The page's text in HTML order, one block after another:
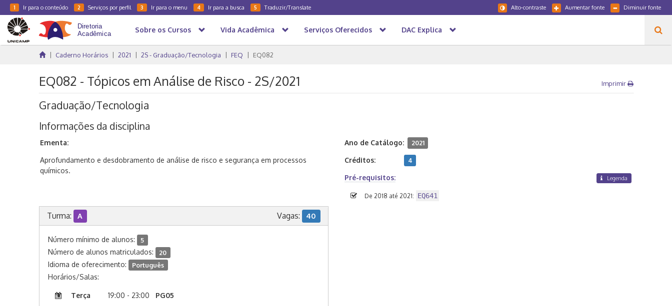
1 Ir para o conteúdo 2 Serviços por perfil 3 Ir para o menu 4 Ir para a busca 5 Traduzir/Translate Diminuir fonte
Aumentar fonte
Alto-contraste
Sobre os Cursos Vida Acadêmica Serviços Oferecidos DAC Explica
Caderno Horários 2021 2S - Graduação/Tecnologia FEQ EQ082
EQ082 - Tópicos em Análise de Risco - 2S/2021 Imprimir
Graduação/Tecnologia
Informações da disciplina
Ementa:
Aprofundamento e desdobramento de análise de risco e segurança em processos
químicos.
Ano de Catálogo: 2021
Créditos: 4
Pré-requisitos: Legenda
De 2018 até 2021: EQ641
Turma: A Vagas: 40
Número mínimo de alunos: 5
Número de alunos matriculados: 20
Idioma de oferecimento: Português
Horários/Salas:
Terça 19:00 - 23:00
PG05